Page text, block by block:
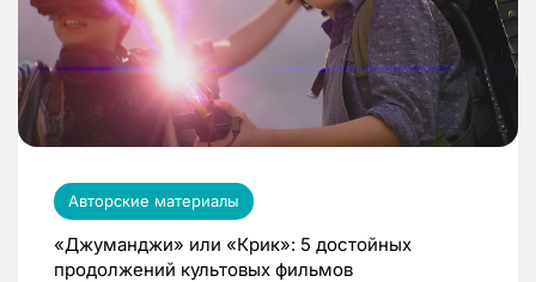
Авторские материалы
«Джуманджи» или «Крик»: 5 достойных
продолжений культовых фильмов